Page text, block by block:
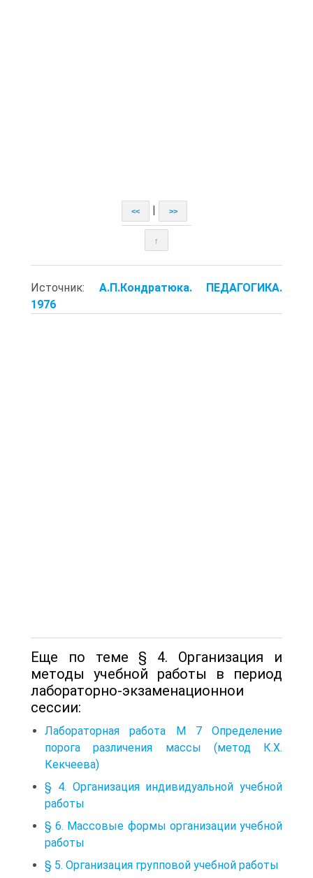
<< >>
↑
Источник: А.П.Кондратюка. ПЕДАГОГИКА.
1976
Еще по теме § 4. Организация и
методы учебной работы в период
лабораторно-экзаменационнои
сессии:
Лабораторная работа М 7 Определение
порога различения массы (метод К.Х.
Кекчеева)
§ 4. Организация индивидуальной учебной
работы
§ 6. Массовые формы организации учебной
работы
§ 5. Организация групповой учебной работы